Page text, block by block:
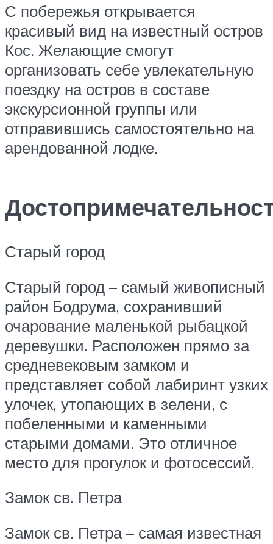
С побережья открывается
красивый вид на известный остров
Кос. Желающие смогут
организовать себе увлекательную
поездку на остров в составе
экскурсионной группы или
отправившись самостоятельно на
арендованной лодке.
Старый город
Старый город – самый живописный
район Бодрума, сохранивший
очарование маленькой рыбацкой
деревушки. Расположен прямо за
средневековым замком и
представляет собой лабиринт узких
улочек, утопающих в зелени, с
побеленными и каменными
старыми домами. Это отличное
место для прогулок и фотосессий.
Замок св. Петра
Замок св. Петра – самая известная